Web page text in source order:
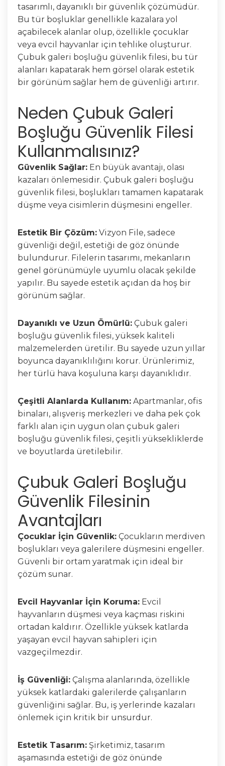
tasarımlı, dayanıklı bir güvenlik çözümüdür.
Bu tür boşluklar genellikle kazalara yol
açabilecek alanlar olup, özellikle çocuklar
veya evcil hayvanlar için tehlike oluşturur.
Çubuk galeri boşluğu güvenlik filesi, bu tür
alanları kapatarak hem görsel olarak estetik
bir görünüm sağlar hem de güvenliği artırır.
Neden Çubuk Galeri
Boşluğu Güvenlik Filesi
Kullanmalısınız?
Güvenlik Sağlar: En büyük avantajı, olası
kazaları önlemesidir. Çubuk galeri boşluğu
güvenlik filesi, boşlukları tamamen kapatarak
düşme veya cisimlerin düşmesini engeller.
Estetik Bir Çözüm: Vizyon File, sadece
güvenliği değil, estetiği de göz önünde
bulundurur. Filelerin tasarımı, mekanların
genel görünümüyle uyumlu olacak şekilde
yapılır. Bu sayede estetik açıdan da hoş bir
görünüm sağlar.
Dayanıklı ve Uzun Ömürlü: Çubuk galeri
boşluğu güvenlik filesi, yüksek kaliteli
malzemelerden üretilir. Bu sayede uzun yıllar
boyunca dayanıklılığını korur. Ürünlerimiz,
her türlü hava koşuluna karşı dayanıklıdır.
Çeşitli Alanlarda Kullanım: Apartmanlar, ofis
binaları, alışveriş merkezleri ve daha pek çok
farklı alan için uygun olan çubuk galeri
boşluğu güvenlik filesi, çeşitli yüksekliklerde
ve boyutlarda üretilebilir.
Çubuk Galeri Boşluğu
Güvenlik Filesinin
Avantajları
Çocuklar İçin Güvenlik: Çocukların merdiven
boşlukları veya galerilere düşmesini engeller.
Güvenli bir ortam yaratmak için ideal bir
çözüm sunar.
Evcil Hayvanlar İçin Koruma: Evcil
hayvanların düşmesi veya kaçması riskini
ortadan kaldırır. Özellikle yüksek katlarda
yaşayan evcil hayvan sahipleri için
vazgeçilmezdir.
İş Güvenliği: Çalışma alanlarında, özellikle
yüksek katlardaki galerilerde çalışanların
güvenliğini sağlar. Bu, iş yerlerinde kazaları
önlemek için kritik bir unsurdur.
Estetik Tasarım: Şirketimiz, tasarım
aşamasında estetiği de göz önünde